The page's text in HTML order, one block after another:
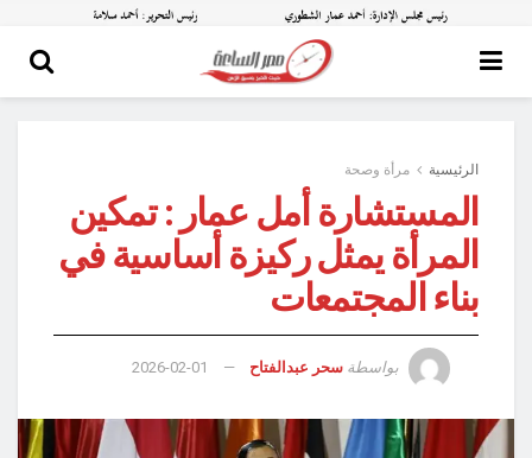
الرئيسية مرأة وصحة
المستشارة أمل عمار : تمكين
المرأة يمثل ركيزة أساسية في
بناء المجتمعات
بواسطة سحر عبدالفتاح 2026-02-01